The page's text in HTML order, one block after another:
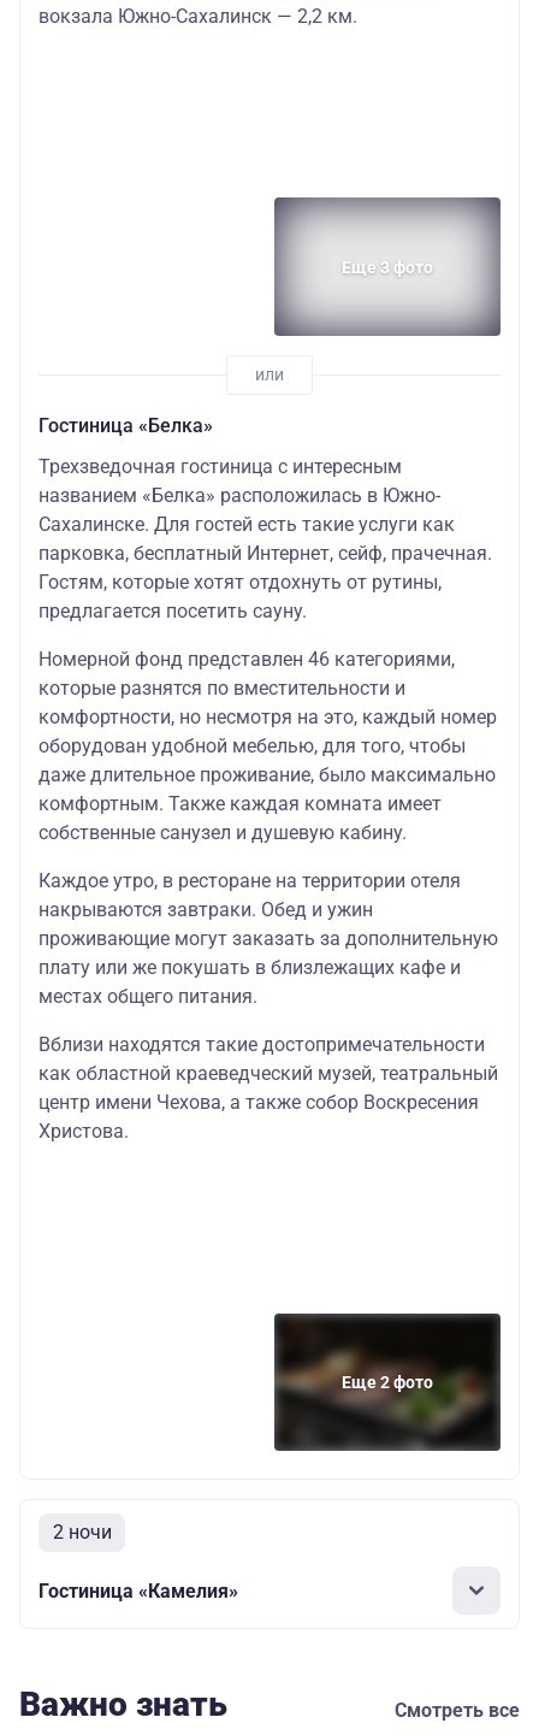
вокзала Южно-Сахалинск — 2,2 км.
Еще 3 фото
Гостиница «Белка»
Трехзведочная гостиница с интересным
названием «Белка» расположилась в Южно-
Сахалинске. Для гостей есть такие услуги как
парковка, бесплатный Интернет, сейф, прачечная.
Гостям, которые хотят отдохнуть от рутины,
предлагается посетить сауну.
Номерной фонд представлен 46 категориями,
которые разнятся по вместительности и
комфортности, но несмотря на это, каждый номер
оборудован удобной мебелью, для того, чтобы
даже длительное проживание, было максимально
комфортным. Также каждая комната имеет
собственные санузел и душевую кабину.
Каждое утро, в ресторане на территории отеля
накрываются завтраки. Обед и ужин
проживающие могут заказать за дополнительную
плату или же покушать в близлежащих кафе и
местах общего питания.
Вблизи находятся такие достопримечательности
как областной краеведческий музей, театральный
центр имени Чехова, а также собор Воскресения
Христова.
Еще 2 фото
2 ночи
Гостиница «Камелия»
Важно знать Смотреть все